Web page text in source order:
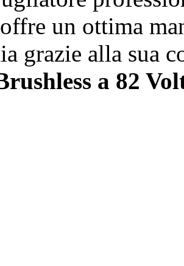
un ottima
grazie alla sua
a 82